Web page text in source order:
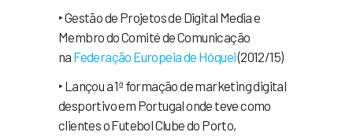
‣ Gestão de Projetos de Digital Media e
Membro do Comité de Comunicação
na Federação Europeia de Hóquei(2012/15)
‣ Lançou a 1ª formação de marketing digital
desportivo em Portugal onde teve como
clientes o Futebol Clube do Porto,